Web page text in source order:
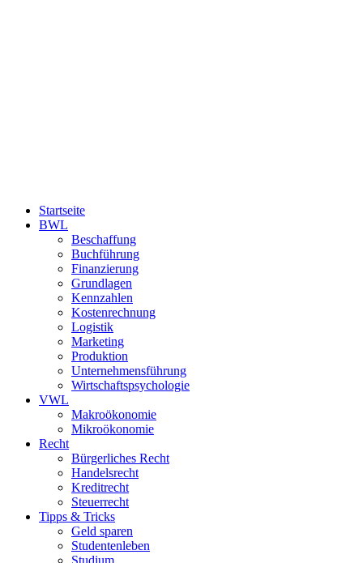
Startseite
BWL
Beschaffung
Buchführung
Finanzierung
Grundlagen
Kennzahlen
Kostenrechnung
Logistik
Marketing
Produktion
Unternehmensführung
Wirtschaftspsychologie
VWL
Makroökonomie
Mikroökonomie
Recht
Bürgerliches Recht
Handelsrecht
Kreditrecht
Steuerrecht
Tipps & Tricks
Geld sparen
Studentenleben
Studium